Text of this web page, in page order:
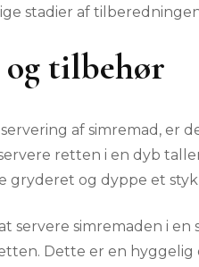
stadier af
og tilbehør
af simremad, er
retten i en dyb
gryderet og dyppe et
servere simremaden i
Dette er en